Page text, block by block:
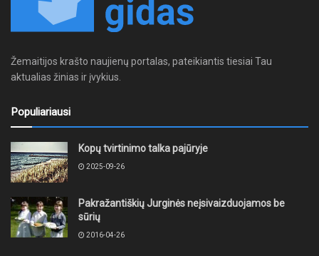
Žemaitijos krašto naujienų portalas, pateikiantis tiesiai Tau
aktualias žinias ir įvykius.
Populiariausi
Kopų tvirtinimo talka pajūryje
2025-09-26
Pakražantiškių Jurginės neįsivaizduojamos be
sūrių
2016-04-26